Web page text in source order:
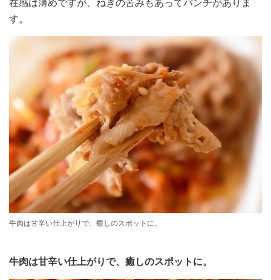
在感は薄めですが、ねぎの苦みもあってパンチがありま
す。
牛肉は甘辛い仕上がりで、癒しのスポットに。
牛肉は甘辛い仕上がりで、癒しのスポットに。